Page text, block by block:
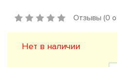
Отзывы (0
Нет в наличии